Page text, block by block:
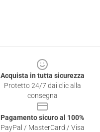
Acquista in tutta sicurezza
Protetto 24/7 dai clic alla
consegna
Pagamento sicuro al 100%
PayPal / MasterCard / Visa